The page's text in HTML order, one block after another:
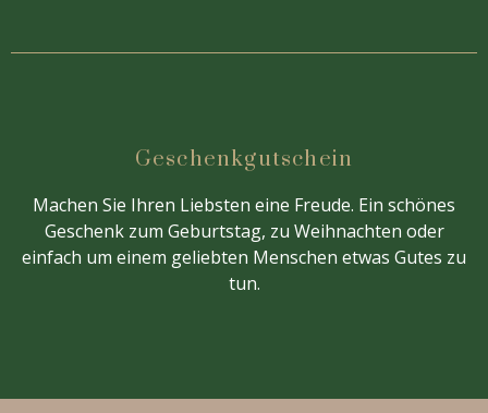
Geschenkgutschein
Machen Sie Ihren Liebsten eine Freude. Ein schönes
Geschenk zum Geburtstag, zu Weihnachten oder
einfach um einem geliebten Menschen etwas Gutes zu
tun.